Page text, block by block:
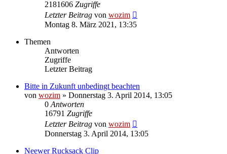
2181606 Zugriffe
Letzter Beitrag von wozim
Montag 8. März 2021, 13:35
Themen
Antworten
Zugriffe
Letzter Beitrag
Bitte in Zukunft unbedingt beachten
von wozim » Donnerstag 3. April 2014, 13:05
0 Antworten
16791 Zugriffe
Letzter Beitrag von wozim
Donnerstag 3. April 2014, 13:05
Neewer Rucksack Clip